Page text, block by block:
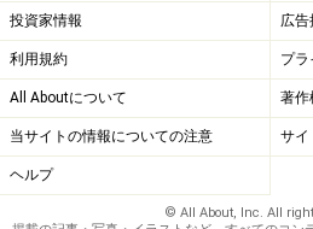
投資家情報 広告
利用規約 プラ
All Aboutについて 著作
当サイトの情報についての注意 サイ
ヘルプ
© All About, Inc. All